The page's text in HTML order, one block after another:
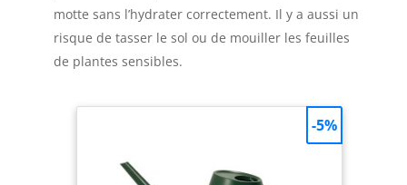
motte sans l’hydrater correctement. Il y a aussi un
risque de tasser le sol ou de mouiller les feuilles
de plantes sensibles.
-5%